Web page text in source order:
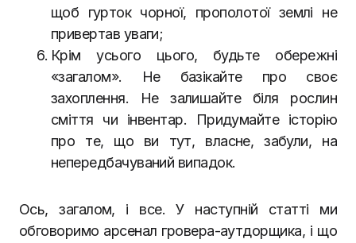
щоб гурток чорної, прополотої землі не
привертав уваги;
Крім усього цього, будьте обережні
«загалом». Не базікайте про своє
захоплення. Не залишайте біля рослин
сміття чи інвентар. Придумайте історію
про те, що ви тут, власне, забули, на
непередбачуваний випадок.
Ось, загалом, і все. У наступній статті ми
обговоримо арсенал гровера-аутдорщика, і що